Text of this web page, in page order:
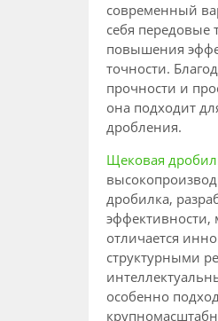
современный
себя передовые
повышения
точности.
прочности и
она подходит
дробления.
Щековая
дробилка,
эффективности,
отличается
структурными
особенно